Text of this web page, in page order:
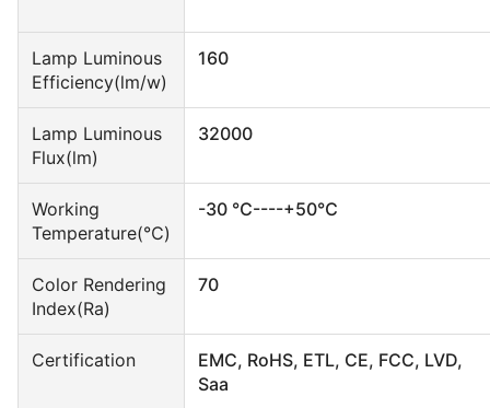
Lamp Luminous
Efficiency(lm/w)
160
Lamp Luminous
Flux(lm)
32000
Working
Temperature(℃)
-30 ℃----+50℃
Color Rendering
Index(Ra)
70
Certification
EMC, RoHS, ETL, CE, FCC, LVD,
Saa